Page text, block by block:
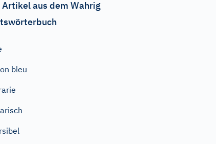
aus dem Wahrig
bleu